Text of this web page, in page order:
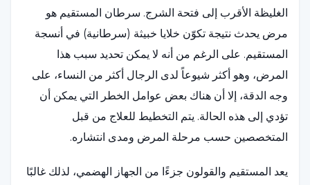
الغليظة الأقرب إلى فتحة الشرج. سرطان المستقيم هو
مرض يحدث نتيجة تكوّن خلايا خبيثة (سرطانية) في أنسجة
المستقيم. على الرغم من أنه لا يمكن تحديد سبب هذا
المرض، وهو أكثر شيوعاً لدى الرجال أكثر من النساء، على
وجه الدقة، إلا أن هناك بعض عوامل الخطر التي يمكن أن
تؤدي إلى هذه الحالة. يتم التخطيط للعلاج من قبل
المتخصصين حسب مرحلة المرض ومدى انتشاره.
يعد المستقيم والقولون جزءًا من الجهاز الهضمي، لذلك غالبًا